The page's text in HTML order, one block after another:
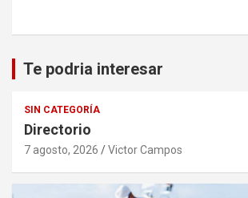
Te podria interesar
SIN CATEGORÍA
Directorio
7 agosto, 2026 Victor Campos